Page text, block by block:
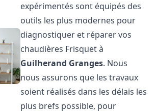
expérimentés sont équipés des
outils les plus modernes pour
diagnostiquer et réparer vos
chaudières Frisquet à
Guilherand Granges. Nous
nous assurons que les travaux
soient réalisés dans les délais les
plus brefs possible, pour